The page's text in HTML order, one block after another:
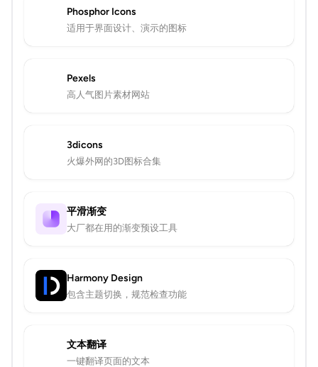
Phosphor Icons
适用于界面设计、演示的图标
Pexels
高人气图片素材网站
3dicons
火爆外网的3D图标合集
平滑渐变
大厂都在用的渐变预设工具
Harmony Design
包含主题切换，规范检查功能
文本翻译
一键翻译页面的文本